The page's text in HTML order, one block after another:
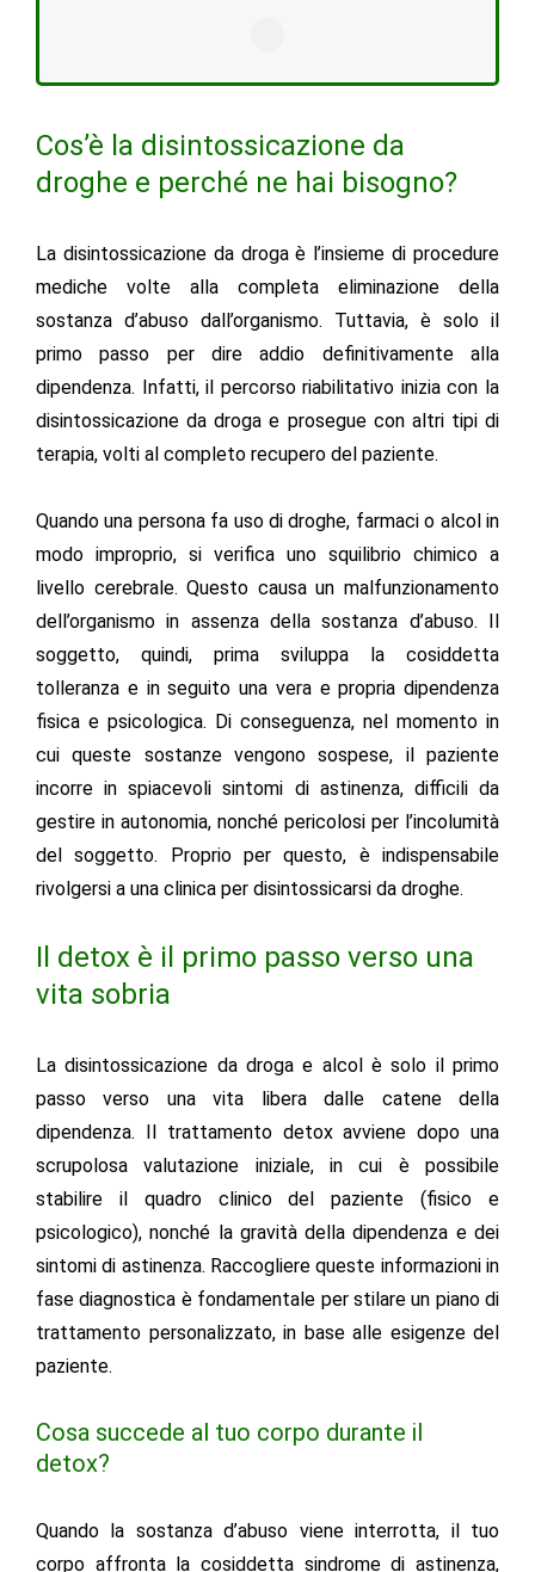
Cos’è la disintossicazione da
droghe e perché ne hai bisogno?
La disintossicazione da drogaè l’insieme diprocedure
mediche volte alla completa eliminazione della
sostanza d’abuso dall’organismo. Tuttavia, è solo il
primo passo per dire addio definitivamente alla
dipendenza. Infatti, il percorso riabilitativo inizia con la
disintossicazione da droga e prosegue con altri tipi di
terapia, volti al completo recupero del paziente.
Quando una persona fa uso di droghe, farmaci o alcol in
modo improprio, si verifica uno squilibrio chimico a
livello cerebrale. Questo causa un malfunzionamento
dell’organismo in assenza della sostanza d’abuso. Il
soggetto, quindi, prima sviluppa la cosiddetta
tolleranza e in seguito una vera e propria dipendenza
fisica e psicologica. Di conseguenza, nel momento in
cui queste sostanze vengono sospese, il paziente
incorre in spiacevoli sintomi di astinenza, difficili da
gestire in autonomia, nonché pericolosi per l’incolumità
del soggetto. Proprio per questo, è indispensabile
rivolgersi a una clinica per disintossicarsi da droghe.
Il detox è il primo passo verso una
vita sobria
La disintossicazione da droga e alcol è solo il primo
passo verso una vita libera dalle catene della
dipendenza. Il trattamento detox avviene dopo una
scrupolosa valutazione iniziale, in cui è possibile
stabilire il quadro clinico del paziente (fisico e
psicologico), nonché la gravità della dipendenza e dei
sintomi di astinenza. Raccogliere queste informazioni in
fase diagnostica è fondamentale per stilare un piano di
trattamento personalizzato, in base alle esigenze del
paziente.
Cosa succede al tuo corpo durante il
detox?
Quando la sostanza d’abuso viene interrotta, il tuo
corpo affronta la cosiddetta sindrome di astinenza,